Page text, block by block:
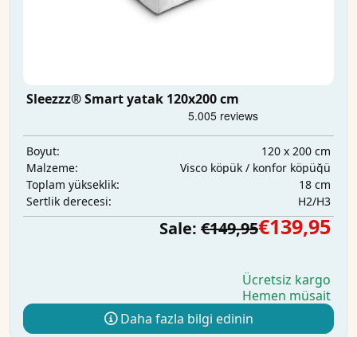
Sleezzz® Smart yatak 120x200 cm
Boyut:
120 x 200 cm
Malzeme:
Visco köpük / konfor köpüğü
Toplam yükseklik:
18 cm
Sertlik derecesi:
H2/H3
Sale: €149,95€139,95
Ücretsiz kargo
Hemen müsait
Daha fazla bilgi edinin